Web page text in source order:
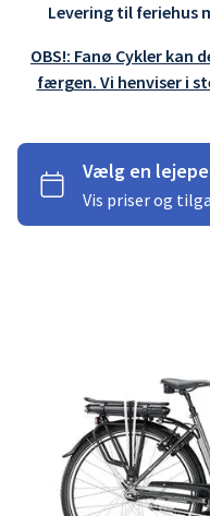
Levering til feriehus
OBS!: Fanø Cykler
færgen. Vi henviser i